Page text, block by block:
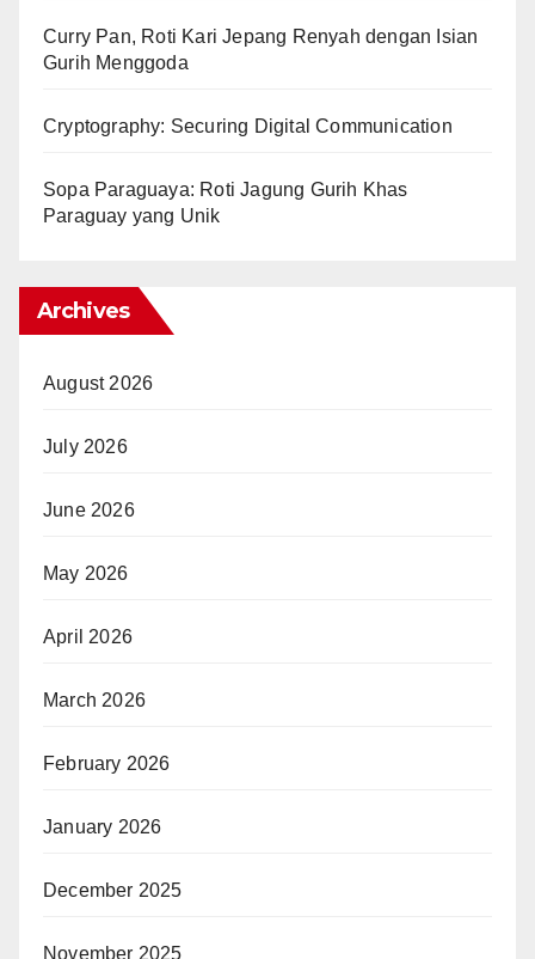
Curry Pan, Roti Kari Jepang Renyah dengan Isian
Gurih Menggoda
Cryptography: Securing Digital Communication
Sopa Paraguaya: Roti Jagung Gurih Khas
Paraguay yang Unik
Archives
August 2026
July 2026
June 2026
May 2026
April 2026
March 2026
February 2026
January 2026
December 2025
November 2025